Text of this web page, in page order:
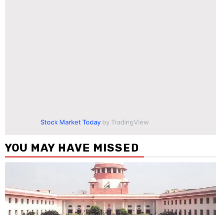
Stock Market Today by TradingView
YOU MAY HAVE MISSED